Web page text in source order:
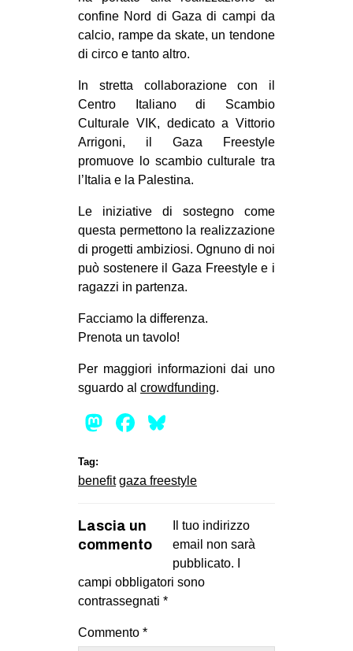
in
Fb
tw
bsky
ms
confine Nord di Gaza di campi da
calcio, rampe da skate, un tendone
di circo e tanto altro.
In stretta collaborazione con il
Centro Italiano di Scambio
Culturale VIK, dedicato a Vittorio
Arrigoni, il Gaza Freestyle
promuove lo scambio culturale tra
l’Italia e la Palestina.
Le iniziative di sostegno come
questa permettono la realizzazione
di progetti ambiziosi. Ognuno di noi
può sostenere il Gaza Freestyle e i
ragazzi in partenza.
Facciamo la differenza.
Prenota un tavolo!
Per maggiori informazioni dai uno
sguardo al crowdfunding.
Mastodon
Facebook
Tag:
benefit gaza freestyle
Lascia un
commento
Il tuo indirizzo
email non sarà
pubblicato.
campi obbligatori sono
contrassegnati *
Commento *